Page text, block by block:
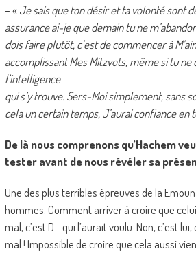
– «Je sais que ton désir et ta volonté sont
assurance ai-je que demain tu ne
dois faire plutôt, c’est de commencer à
accomplissant Mes Mitzvots, même si tu ne
l’intelligence
qui s’y trouve. Sers-Moi simplement, sans
cela un certain temps, J’aurai confiance en
De là nous comprenons qu’Hachem
tester avant de nous révéler sa
Une des plus terribles épreuves de la
hommes. Comment arriver à croire que
mal, c’est D… qui l’aurait voulu. Non, c’est
mal ! Impossible de croire que cela aussi